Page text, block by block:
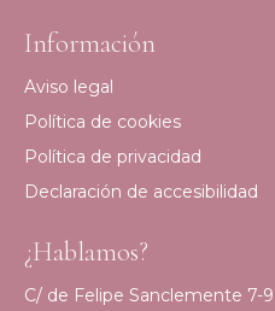
Información
Aviso legal
Política de cookies
Política de privacidad
Declaración de accesibilidad
¿Hablamos?
C/ de Felipe Sanclemente 7-9